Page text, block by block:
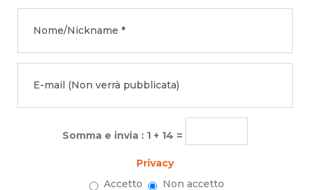
Somma e invia : 1 + 14 =
Privacy
Accetto
Non accetto